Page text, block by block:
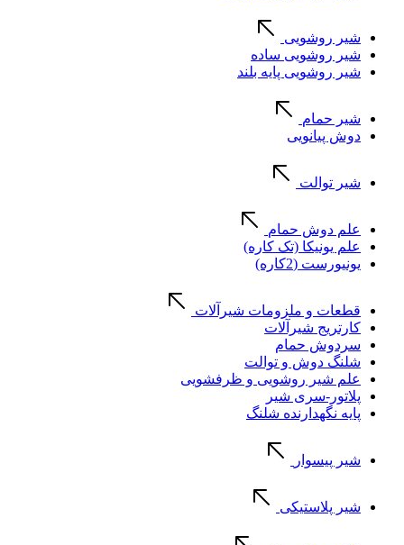
شیر روشویی
شیر روشویی ساده
شیر روشویی پایه بلند
شیر حمام
دوش پیانویی
شیر توالت
علم دوش حمام
علم یونیکا (تک کاره)
یونیورست (2کاره)
قطعات و ملزومات شیرآلات
کارتریج شیرآلات
سردوش حمام
شلنگ دوش و توالت
علم شیر روشویی و ظرفشویی
پلاتور-سری شیر
پایه نگهدارنده شلنگ
شیر پیسوار
شیر پلاستیکی